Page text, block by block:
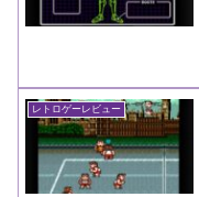
レトロゲーレビュー